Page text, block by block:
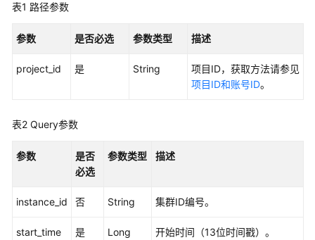
速
门
用
南
最
践
API
表1 路径参数
参数 是否必选 参数类型 描述
project_id 是 String
项目ID，获取方法请参见
项目ID和账号ID。
表2 Query参数
参数
是否
必选
参数类型 描述
instance_id 否 String 集群ID编号。
start_time 是 Long 开始时间（13位时间戳）。